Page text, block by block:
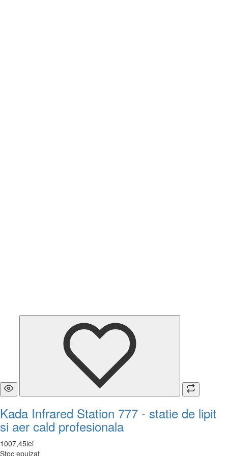
Kada Infrared Station 777 - statie de lipit
si aer cald profesionala
1007,45lei
Stoc epuizat